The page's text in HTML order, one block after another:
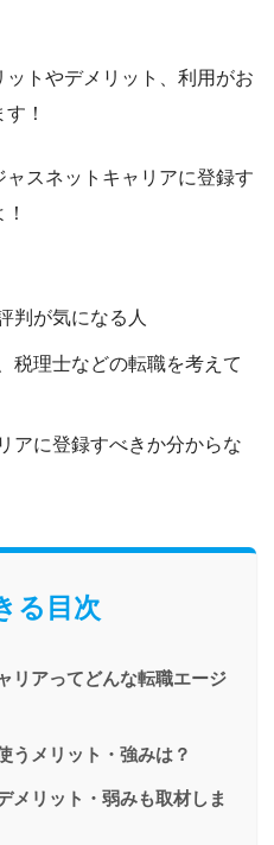
トやデメリット、利用がお
！
ャスネットキャリアに登録す
判が気になる人
税理士などの転職を考えて
アに登録すべきか分からな
る目次
リアってどんな転職エージ
うメリット・強みは？
メリット・弱みも取材しま